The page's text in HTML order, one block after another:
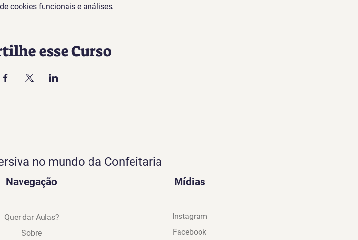
cookies funcionais e análises.
esse Curso
no mundo da Confeitaria
Navegação
Quer dar Aulas?
Sobre
Mídias
Instagram
Facebook